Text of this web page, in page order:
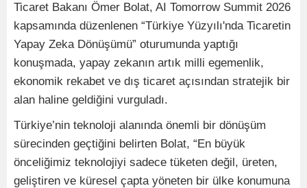
Ticaret Bakanı Ömer Bolat, AI Tomorrow Summit 2026
kapsamında düzenlenen “Türkiye Yüzyılı'nda Ticaretin
Yapay Zeka Dönüşümü” oturumunda yaptığı
konuşmada, yapay zekanın artık milli egemenlik,
ekonomik rekabet ve dış ticaret açısından stratejik bir
alan haline geldiğini vurguladı.
Türkiye’nin teknoloji alanında önemli bir dönüşüm
sürecinden geçtiğini belirten Bolat, “En büyük
önceliğimiz teknolojiyi sadece tüketen değil, üreten,
geliştiren ve küresel çapta yöneten bir ülke konumuna